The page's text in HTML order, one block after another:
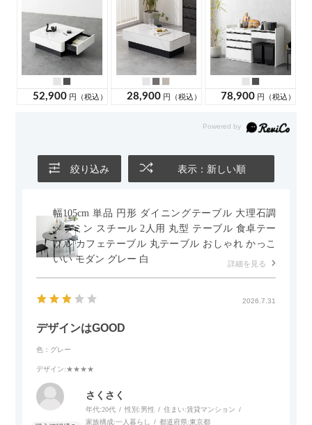
絞り込み 表示：新しい順
幅105cm 単品 円形 ダイニングテーブル 大理石調
メラミン スチール 2人用 丸型 テーブル 食卓テー
ブル カフェテーブル 丸テーブル おしゃれ かっこ
いい モダン グレー 白
詳細を見る
2026.7.31
デザインはGOOD
色：グレー
デザイン:★★★★
さくさく
年代:20代 性別:男性 住まい:賃貸マンション
家族構成:一人暮らし 都道府県:東京都